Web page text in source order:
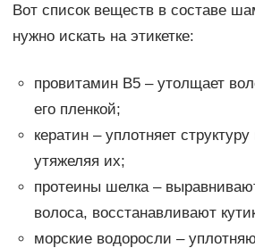
Вот список веществ в составе
нужно искать на этикетке:
провитамин В5 – утолщает
его пленкой;
кератин – уплотняет
утяжеляя их;
протеины шелка –
волоса, восстанавливают
морские водоросли –